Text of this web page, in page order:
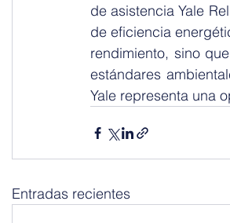
de asistencia Yale
de eficiencia
rendimiento, sino
estándares
Yale representa una
Entradas recientes